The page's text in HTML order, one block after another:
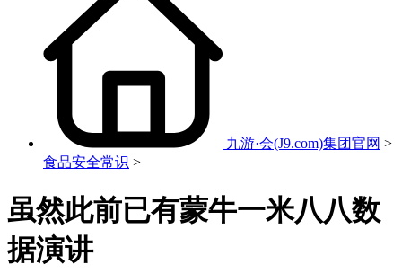
九游·会(J9.com)集团官网 >
食品安全常识 >
虽然此前已有蒙牛一米八八数
据演讲